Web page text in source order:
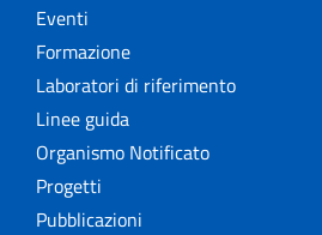
Eventi
Formazione
Laboratori di riferimento
Linee guida
Organismo Notificato
Progetti
Pubblicazioni